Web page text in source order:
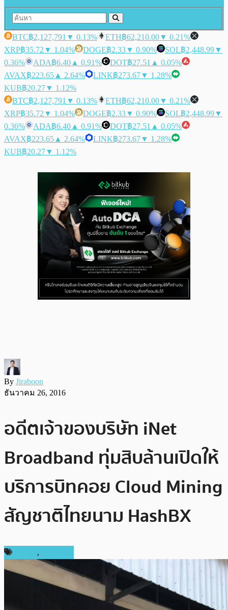
BTC฿2,127,791 ▼ 0.13% ETH฿62,210.00▼ 0.21%
XRP฿35.72 ▼ 1.04% DOGE฿2.33▼ 0.90% SOL฿2,448.99▼
0.36%
ADA฿6.40 ▲ 0.91% DOT฿27.51 ▲ 0.05%
AVAX฿223.65 ▲ 2.64% LINK฿273.67▼ 1.28%
KUB฿20.27▼ 1.12%
BTC฿2,127,791 ▼ 0.13% ETH฿62,210.00▼ 0.21%
XRP฿35.72 ▼ 1.04% DOGE฿2.33▼ 0.90% SOL฿2,448.99▼
0.36%
ADA฿6.40 ▲ 0.91% DOT฿27.51 ▲ 0.05%
AVAX฿223.65 ▲ 2.64% LINK฿273.67▼ 1.28%
KUB฿20.27▼ 1.12%
By Jiraboon
ธันวาคม 26, 2016
อดีตเจ้าของบริษัท iNet
Broadband ทุ่มสิบล้านเปิดให้
บริการบิทคอย Cloud Mining
สัญชาติไทยนาม HashBX
,